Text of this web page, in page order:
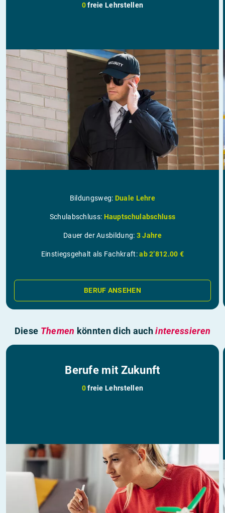
0freie Lehrstellen
Bildungsweg: Duale Lehre
Schulabschluss: Hauptschulabschluss
Dauer der Ausbildung: 3 Jahre
Einstiegsgehalt als Fachkraft:ab 2’812.00 €
BERUF ANSEHEN
Diese Themen könnten dich auchinteressieren
Berufe mit Zukunft
0freie Lehrstellen